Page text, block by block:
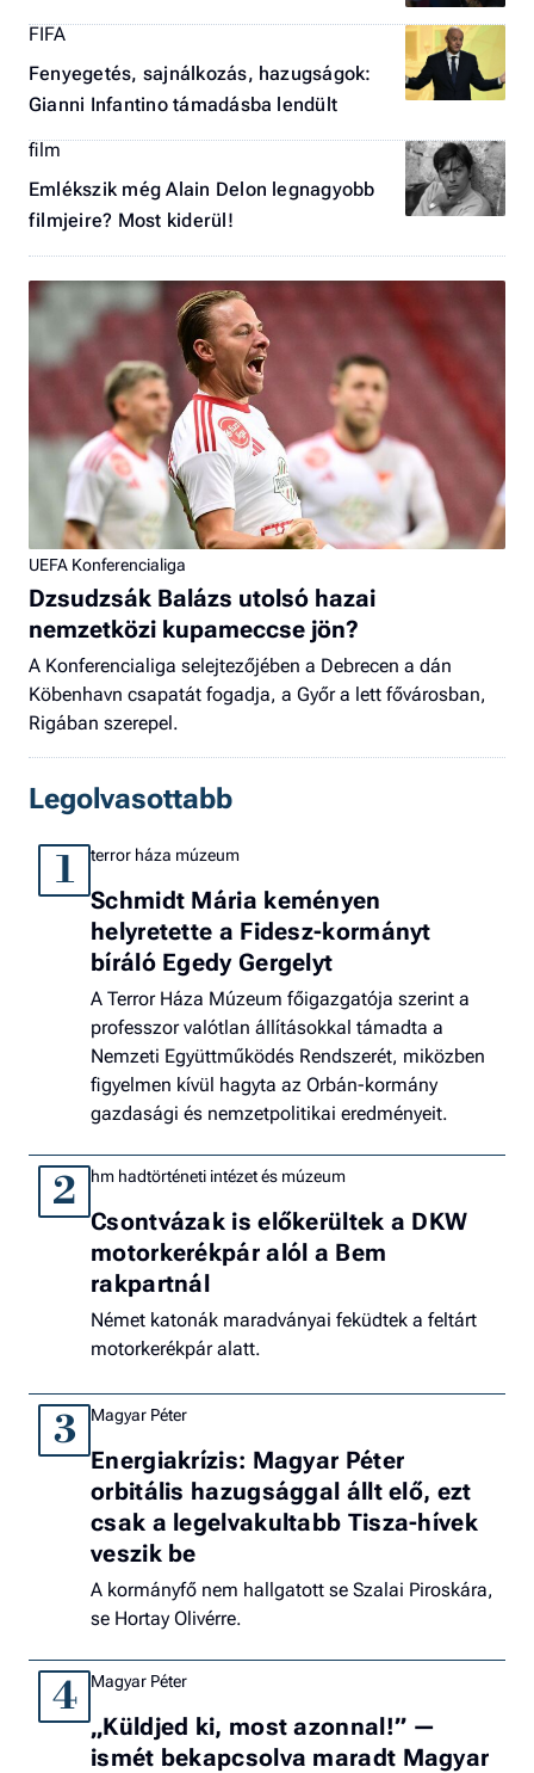
FIFA
Fenyegetés, sajnálkozás, hazugságok:
Gianni Infantino támadásba lendült
film
Emlékszik még Alain Delon legnagyobb
filmjeire? Most kiderül!
UEFA Konferencialiga
Dzsudzsák Balázs utolsó hazai
nemzetközi kupameccse jön?
A Konferencialiga selejtezőjében a Debrecen a dán
Köbenhavn csapatát fogadja, a Győr a lett fővárosban,
Rigában szerepel.
Legolvasottabb
1 terror háza múzeum
Schmidt Mária keményen
helyretette a Fidesz-kormányt
bíráló Egedy Gergelyt
A Terror Háza Múzeum főigazgatója szerint a
professzor valótlan állításokkal támadta a
Nemzeti Együttműködés Rendszerét, miközben
figyelmen kívül hagyta az Orbán-kormány
gazdasági és nemzetpolitikai eredményeit.
2 hm hadtörténeti intézet és múzeum
Csontvázak is előkerültek a DKW
motorkerékpár alól a Bem
rakpartnál
Német katonák maradványai feküdtek a feltárt
motorkerékpár alatt.
3 Magyar Péter
Energiakrízis: Magyar Péter
orbitális hazugsággal állt elő, ezt
csak a legelvakultabb Tisza-hívek
veszik be
A kormányfő nem hallgatott se Szalai Piroskára,
se Hortay Olivérre.
4 Magyar Péter
„Küldjed ki, most azonnal!” —
ismét bekapcsolva maradt Magyar